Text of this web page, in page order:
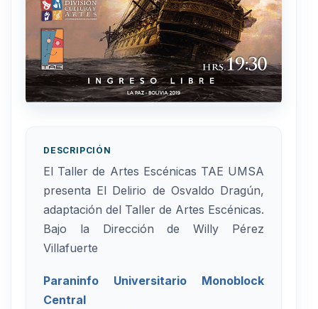
DESCRIPCIÓN
El Taller de Artes Escénicas TAE UMSA
presenta El Delirio de Osvaldo Dragún,
adaptación del Taller de Artes Escénicas.
Bajo la Dirección de Willy Pérez
Villafuerte
Paraninfo Universitario Monoblock
Central